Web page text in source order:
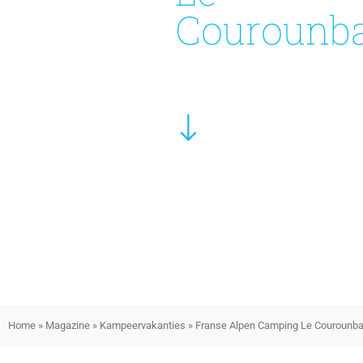
Home » Magazine » Kampeervakanties » Franse Alpen Camping Le Courounba